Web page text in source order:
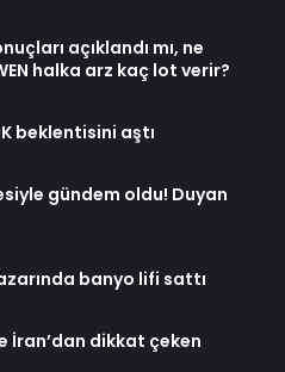
açıklandı mı, ne
halka arz kaç lot verir?
beklentisini aştı
gündem oldu! Duyan
banyo lifi sattı
İran’dan dikkat çeken